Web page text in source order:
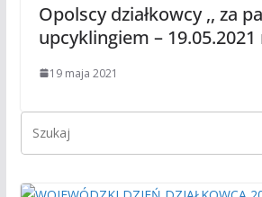
Opolscy działkowcy ,, za
upcyklingiem – 19.05.2021
19 maja 2021